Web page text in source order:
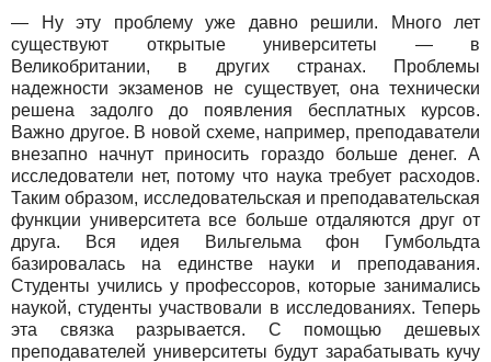
— Ну эту проблему уже давно решили. Много лет
существуют открытые университеты — в
Великобритании, в других странах. Проблемы
надежности экзаменов не существует, она технически
решена задолго до появления бесплатных курсов.
Важно другое. В новой схеме, например, преподаватели
внезапно начнут приносить гораздо больше денег. А
исследователи нет, потому что наука требует расходов.
Таким образом, исследовательская и преподавательская
функции университета все больше отдаляются друг от
друга. Вся идея Вильгельма фон Гумбольдта
базировалась на единстве науки и преподавания.
Студенты учились у профессоров, которые занимались
наукой, студенты участвовали в исследованиях. Теперь
эта связка разрывается. С помощью дешевых
преподавателей университеты будут зарабатывать кучу